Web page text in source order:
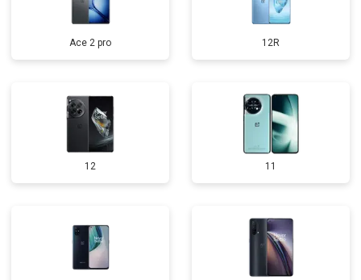
Ace 2 pro 12R
12 11